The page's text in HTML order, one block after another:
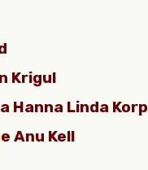
Krigul
Linda Korp
Anu Kell